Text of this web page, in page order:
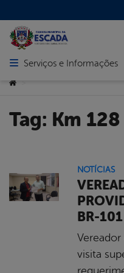
Abrir menu principal de
Serviços e Informações
Você está aqui:
Tag: Km 128
NOTÍCIAS
BR-
Vereador
visita